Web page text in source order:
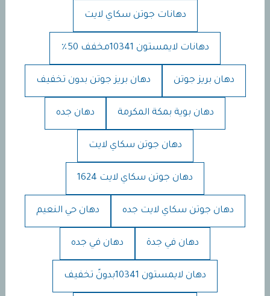
دهانات جوتن سكاي لايت
دهانات لايمستون 10341مخفف 50٪
دهان بريز جوتن دهان بريز جوتن بدون تخفيف
دهان بوية بمكة المكرمة دهان جده
دهان جوتن سكاي لايت
دهان جوتن سكاي لايت 1624
دهان جوتن سكاي لايت جده دهان حي النعيم
دهان في جدة دهان في جده
دهان لايمستون 10341بدونً تخفيف